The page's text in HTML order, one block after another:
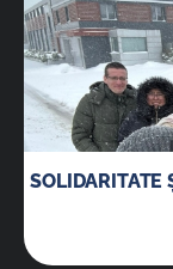
SOLIDARITATE